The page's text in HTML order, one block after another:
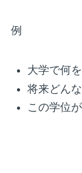
例
大学で何
将来どん
この学位